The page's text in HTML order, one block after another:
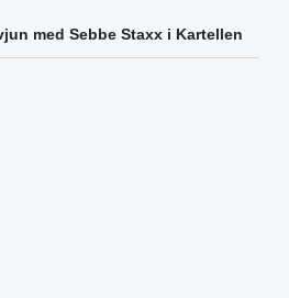
med Sebbe Staxx i Kartellen